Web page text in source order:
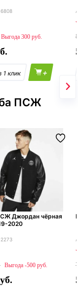
300
+
ПСЖ
Джордан чёрная
2020
-500